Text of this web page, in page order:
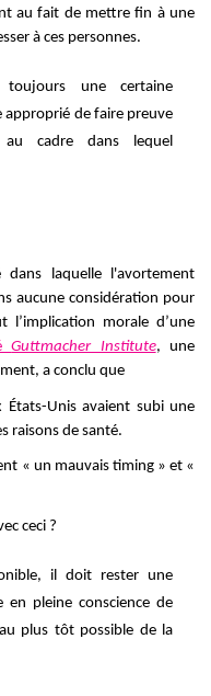
au fait de mettre fin à une
à ces personnes.
une certaine
approprié de faire preuve
cadre dans lequel
dans laquelle l'avortement
aucune considération pour
l’implication morale d’une
Guttmacher Institute, une
a conclu que
Unis avaient subi une
raisons de santé.
« un mauvais timing » et «
ceci ?
il doit rester une
en pleine conscience de
plus tôt possible de la